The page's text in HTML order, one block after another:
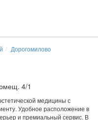
Дорогомилово
4/1
медицины с
Удобное расположение в
и премиальный сервис. В